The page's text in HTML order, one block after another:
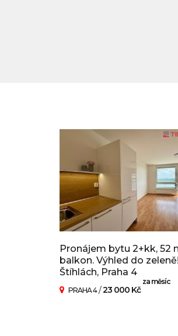
Pronájem bytu 2+kk, 52
balkon. Výhled do
Štíhlách, Praha 4
PRAHA 4/23 000 Kč
za měsíc